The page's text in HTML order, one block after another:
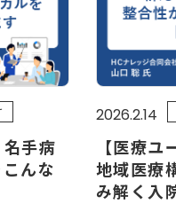
手病
んな
2026.2.14
【医療
地域医療
み解く入